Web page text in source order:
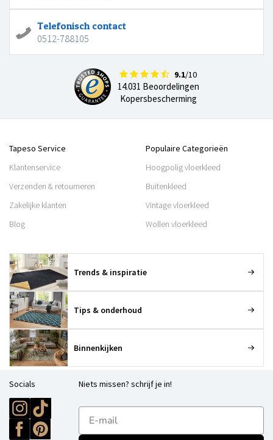
Telefonisch contact
0512-788105
9.1/10
14.031 Beoordelingen
Kopersbescherming
Tapeso Service
Klantenservice
Verzenden & retourneren
Zakelijke klanten
Blog
Populaire Categorieën
Hoogpolig vloerkleed
Buitenkleed
Vintage vloerkleed
Wollen vloerkleed
Trends & inspiratie
Tips & onderhoud
Binnenkijken
Socials Niets missen? schrijf je in!
E-mailadres